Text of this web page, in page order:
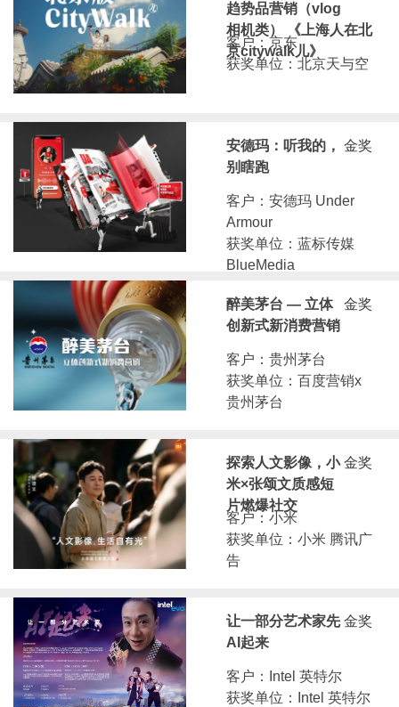
趋势品营销（vlog
相机类） 《上海人在北
京citywalk儿》
客户：京东
获奖单位：北京天与空
金奖
安德玛：听我的，
别瞎跑
客户：安德玛 Under
Armour
获奖单位：蓝标传媒
BlueMedia
金奖
醉美茅台 — 立体
创新式新消费营销
客户：贵州茅台
获奖单位：百度营销x
贵州茅台
金奖
探索人文影像，小
米×张颂文质感短
片燃爆社交
客户：小米
获奖单位：小米 腾讯广
告
金奖
让一部分艺术家先
AI起来
客户：Intel 英特尔
获奖单位：Intel 英特尔